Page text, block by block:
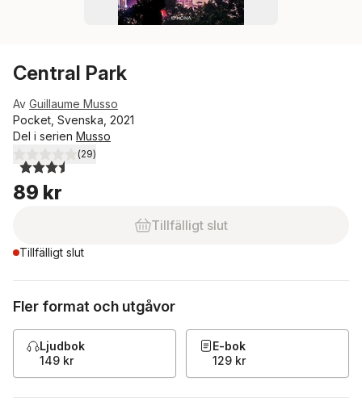
Central Park
Av Guillaume Musso
Pocket, Svenska, 2021
Del i serien Musso
3,5utav 5 stjärnor. Totalt antal röster:
(29)
89 kr
Tillfälligt slut
Tillfälligt slut
Fler format och utgåvor
Ljudbok
149 kr
E-bok
129 kr